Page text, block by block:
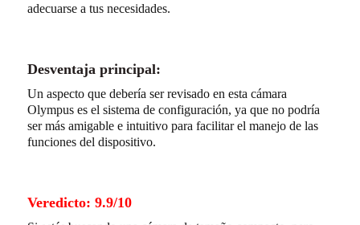
adecuarse a tus necesidades.
Desventaja principal:
Un aspecto que debería ser revisado en esta cámara
Olympus es el sistema de configuración, ya que no podría
ser más amigable e intuitivo para facilitar el manejo de las
funciones del dispositivo.
Veredicto: 9.9/10